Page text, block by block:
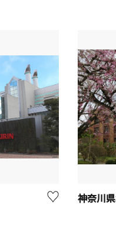
神奈川